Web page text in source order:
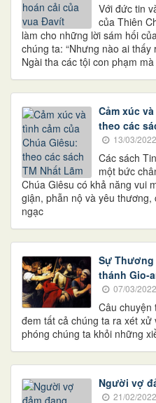
Với đức tin
của Thiên
làm cho những lời sám hối
chúng ta: “Nhưng nào ai
Ngài tha các tội con phạm
Cảm xúc
theo các
13/03/
Các sách
một bức
Chúa Giêsu có khả năng vui
giận, phẫn nộ và yêu thương,
ngạc
Sự Thương
thánh Gio-
07/03/
Câu chuyện
đem tất cả chúng ta ra xét
phóng chúng ta khỏi những
Người vợ
21/02/